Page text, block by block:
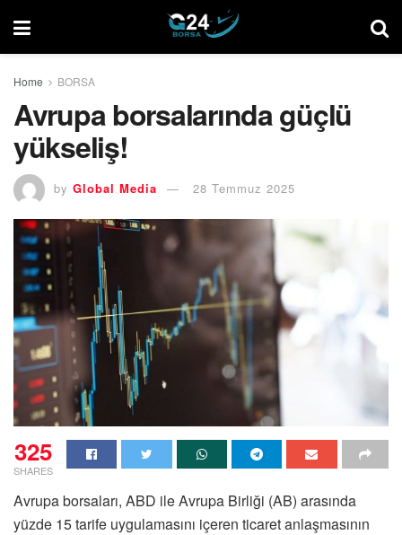
Home BORSA
Avrupa borsalarında güçlü
yükseliş!
by Global Media 28 Temmuz 2025
325
SHARES
Avrupa borsaları, ABD ile Avrupa Birliği (AB) arasında
yüzde 15 tarife uygulamasını içeren ticaret anlaşmasının